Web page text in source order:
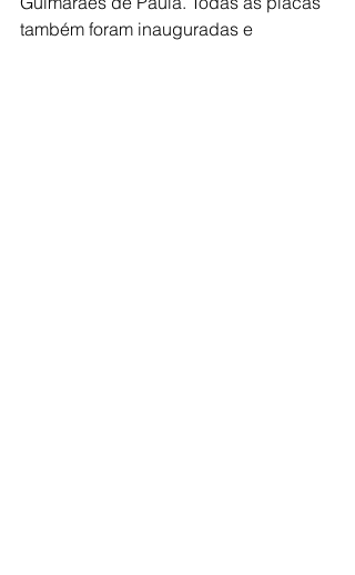
também foram inauguradas e